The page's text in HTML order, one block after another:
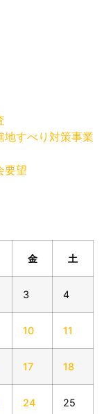
地すべり対策事業
要望
金 土
3 4
10 11
17 18
24 25